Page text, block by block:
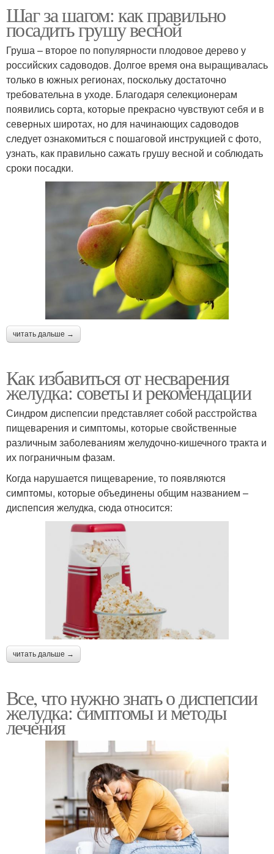
Шаг за шагом: как правильно
посадить грушу весной
Груша – второе по популярности плодовое дерево у
российских садоводов. Долгое время она выращивалась
только в южных регионах, поскольку достаточно
требовательна в уходе. Благодаря селекционерам
появились сорта, которые прекрасно чувствуют себя и в
северных широтах, но для начинающих садоводов
следует ознакомиться с пошаговой инструкцией с фото,
узнать, как правильно сажать грушу весной и соблюдать
сроки посадки.
читать дальше →
Как избавиться от несварения
желудка: советы и рекомендации
Синдром диспепсии представляет собой расстройства
пищеварения и симптомы, которые свойственные
различным заболеваниям желудочно-кишечного тракта и
их пограничным фазам.
Когда нарушается пищеварение, то появляются
симптомы, которые объединены общим названием –
диспепсия желудка, сюда относится:
читать дальше →
Все, что нужно знать о диспепсии
желудка: симптомы и методы
лечения